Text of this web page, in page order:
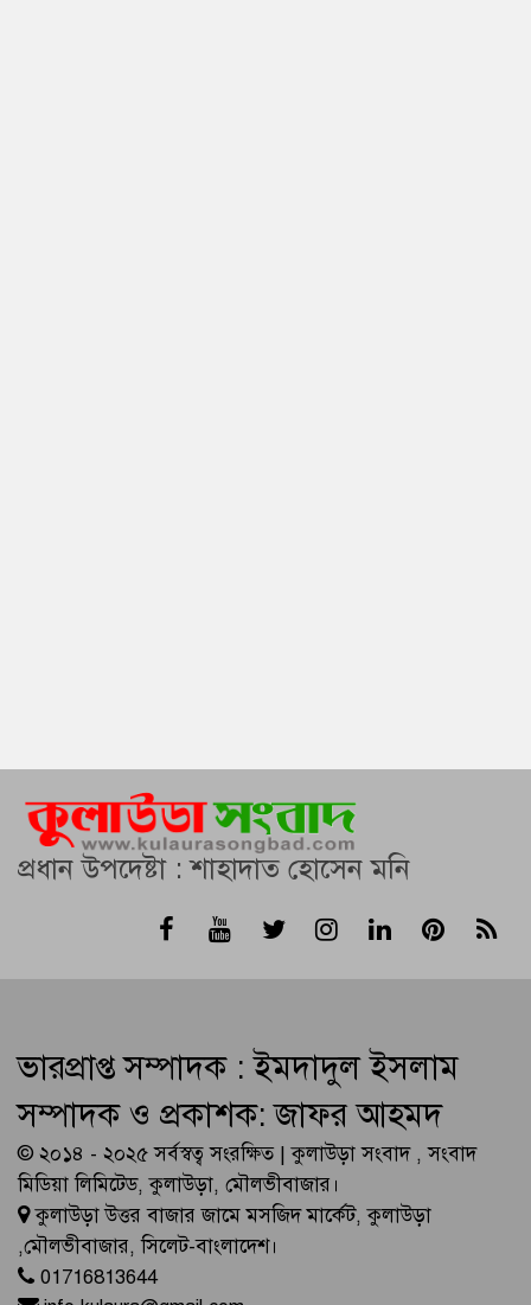
প্রধান উপদেষ্টা : শাহাদাত হোসেন মনি
ভারপ্রাপ্ত সম্পাদক : ইমদাদুল ইসলাম
সম্পাদক ও প্রকাশক: জাফর আহমদ
© ২০১৪ - ২০২৫ সর্বস্বত্ব সংরক্ষিত | কুলাউড়া সংবাদ , সংবাদ
মিডিয়া লিমিটেড, কুলাউড়া, মৌলভীবাজার।
কুলাউড়া উত্তর বাজার জামে মসজিদ মার্কেট, কুলাউড়া
,মৌলভীবাজার, সিলেট-বাংলাদেশ।
01716813644